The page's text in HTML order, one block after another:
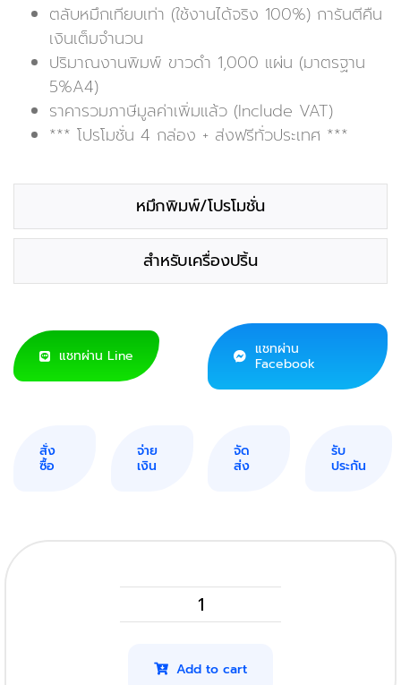
ตลับหมึกเทียบเท่า (ใช้งานได้จริง 100%) การันตีคืน
เงินเต็มจำนวน
ปริมาณงานพิมพ์ ขาวดำ 1,000 แผ่น (มาตรฐาน
5%A4)
ราคารวมภาษีมูลค่าเพิ่มแล้ว (Include VAT)
*** โปรโมชั่น 4 กล่อง + ส่งฟรีทั่วประเทศ ***
หมึกพิมพ์/โปรโมชั่น
สำหรับเครื่องปริ้น
แชทผ่าน Line
แชทผ่าน
Facebook
สั่ง
ซื้อ
จ่าย
เงิน
จัด
ส่ง
รับ
ประกัน
Brother
1610w
Add to cart